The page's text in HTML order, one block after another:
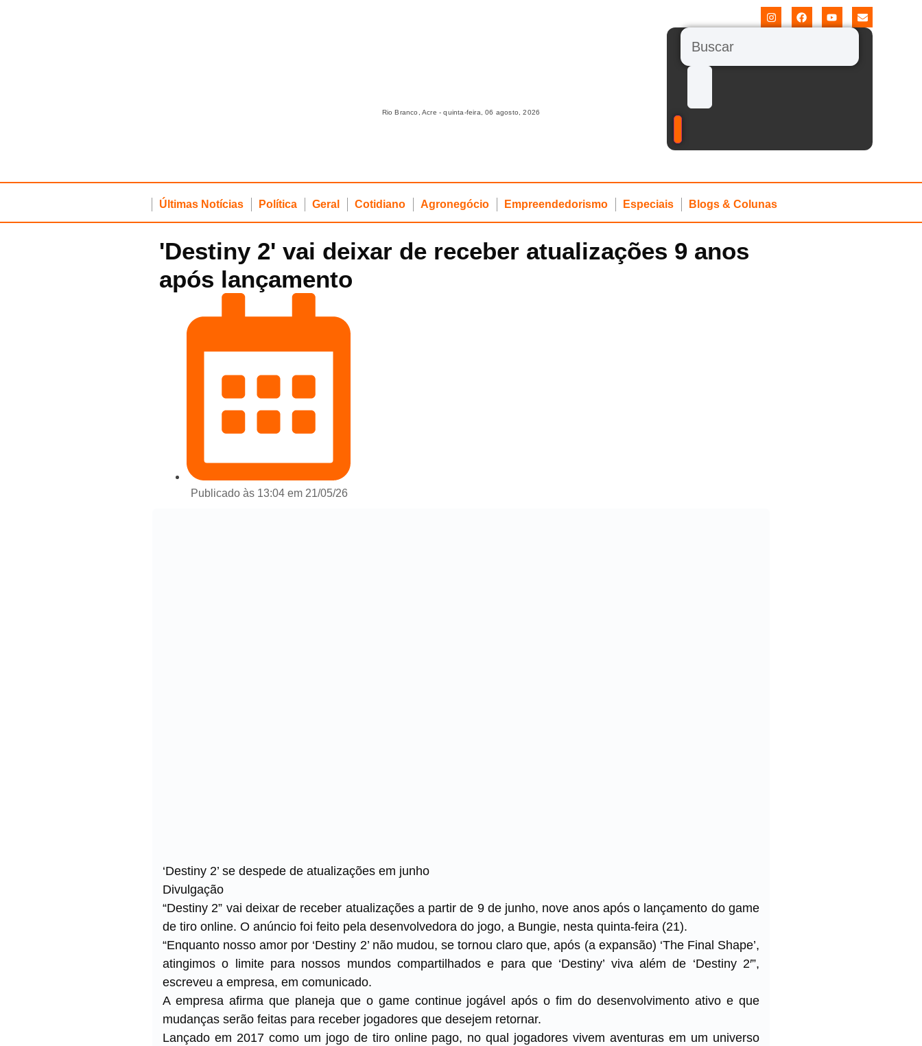
Rio Branco, Acre - quinta-feira, 06 agosto, 2026
Últimas Notícias Política Geral Cotidiano Agronegócio Empreendedorismo Especiais Blogs & Colunas
'Destiny 2' vai deixar de receber atualizações 9 anos
após lançamento
Publicado às 13:04 em 21/05/26
‘Destiny 2’ se despede de atualizações em junho
Divulgação
“Destiny 2” vai deixar de receber atualizações a partir de 9 de junho, nove anos após o lançamento do game
de tiro online. O anúncio foi feito pela desenvolvedora do jogo, a Bungie, nesta quinta-feira (21).
“Enquanto nosso amor por ‘Destiny 2’ não mudou, se tornou claro que, após (a expansão) ‘The Final Shape’,
atingimos o limite para nossos mundos compartilhados e para que ‘Destiny’ viva além de ‘Destiny 2′”,
escreveu a empresa, em comunicado.
A empresa afirma que planeja que o game continue jogável após o fim do desenvolvimento ativo e que
mudanças serão feitas para receber jogadores que desejem retornar.
Lançado em 2017 como um jogo de tiro online pago, no qual jogadores vivem aventuras em um universo